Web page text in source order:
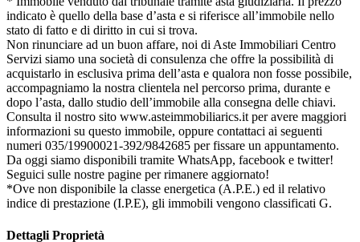
indicato è quello della base d’asta e si riferisce all’immobile nello
stato di fatto e di diritto in cui si trova.
Non rinunciare ad un buon affare, noi di Aste Immobiliari Centro
Servizi siamo una società di consulenza che offre la possibilità di
acquistarlo in esclusiva prima dell’asta e qualora non fosse possibile,
accompagniamo la nostra clientela nel percorso prima, durante e
dopo l’asta, dallo studio dell’immobile alla consegna delle chiavi.
Consulta il nostro sito www.asteimmobiliarics.it per avere maggiori
informazioni su questo immobile, oppure contattaci ai seguenti
numeri 035/19900021-392/9842685 per fissare un appuntamento.
Da oggi siamo disponibili tramite WhatsApp, facebook e twitter!
Seguici sulle nostre pagine per rimanere aggiornato!
*Ove non disponibile la classe energetica (A.P.E.) ed il relativo
indice di prestazione (I.P.E), gli immobili vengono classificati G.
Dettagli Proprietà